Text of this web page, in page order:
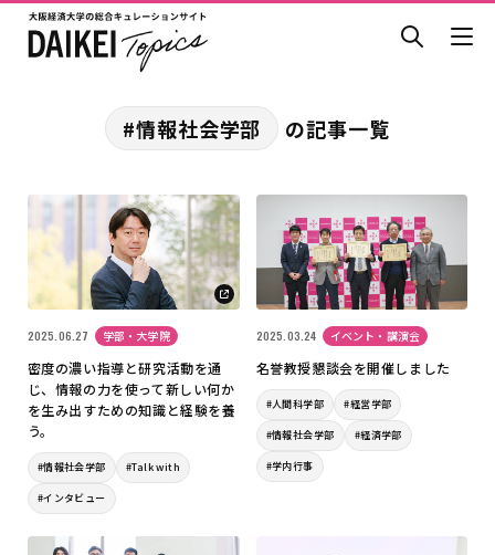
#情報社会学部 の記事一覧
2025.06.27 学部・大学院
密度の濃い指導と研究活動を通
じ、情報の力を使って新しい何か
を生み出すための知識と経験を養
う。
#情報社会学部 #Talk with
#インタビュー
2025.03.24 イベント・講演会
名誉教授懇談会を開催しました
#人間科学部 #経営学部
#情報社会学部 #経済学部
#学内行事